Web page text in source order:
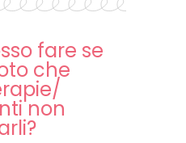
fare se
che
non